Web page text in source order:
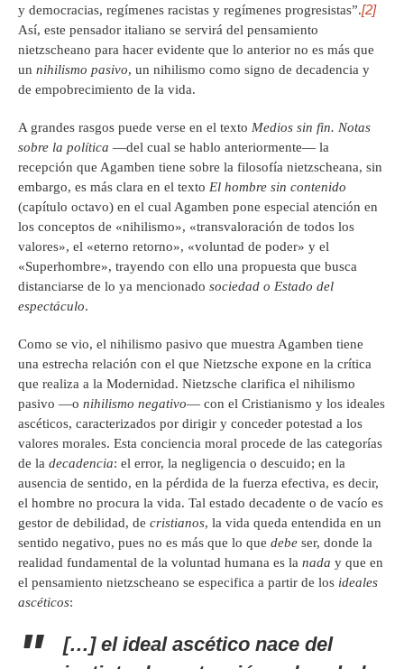
y democracias, regímenes racistas y regímenes progresistas”.[2]
Así, este pensador italiano se servirá del pensamiento
nietzscheano para hacer evidente que lo anterior no es más que
un nihilismo pasivo, un nihilismo como signo de decadencia y
de empobrecimiento de la vida.
A grandes rasgos puede verse en el texto Medios sin fin. Notas
sobre la política —del cual se hablo anteriormente— la
recepción que Agamben tiene sobre la filosofía nietzscheana, sin
embargo, es más clara en el texto El hombre sin contenido
(capítulo octavo) en el cual Agamben pone especial atención en
los conceptos de «nihilismo», «transvaloración de todos los
valores», el «eterno retorno», «voluntad de poder» y el
«Superhombre», trayendo con ello una propuesta que busca
distanciarse de lo ya mencionado sociedad o Estado del
espectáculo.
Como se vio, el nihilismo pasivo que muestra Agamben tiene
una estrecha relación con el que Nietzsche expone en la crítica
que realiza a la Modernidad. Nietzsche clarifica el nihilismo
pasivo —o nihilismo negativo— con el Cristianismo y los ideales
ascéticos, caracterizados por dirigir y conceder potestad a los
valores morales. Esta conciencia moral procede de las categorías
de la decadencia: el error, la negligencia o descuido; en la
ausencia de sentido, en la pérdida de la fuerza efectiva, es decir,
el hombre no procura la vida. Tal estado decadente o de vacío es
gestor de debilidad, de cristianos, la vida queda entendida en un
sentido negativo, pues no es más que lo que debe ser, donde la
realidad fundamental de la voluntad humana es la nada y que en
el pensamiento nietzscheano se especifica a partir de los ideales
ascéticos:
[…] el ideal ascético nace del